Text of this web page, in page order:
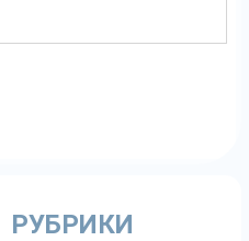
РУБРИКИ